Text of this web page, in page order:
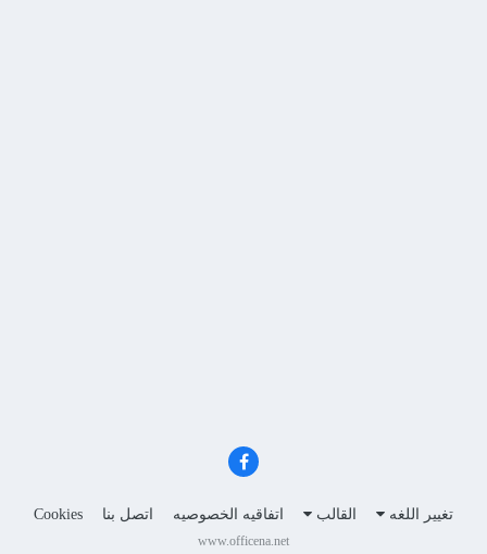
تغيير اللغه القالب اتفاقيه الخصوصيه اتصل بنا Cookies
www.officena.net